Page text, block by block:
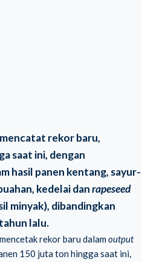
rekor baru,
saat ini, dengan
hasil panen kentang, sayur-
kedelai danrapeseed
minyak), dibandingkan
lalu.
rekor baru dalamoutput
150 juta ton hingga saat ini,